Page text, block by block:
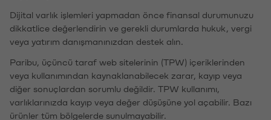
Dijital varlık işlemleri yapmadan önce finansal durumunuzu
dikkatlice değerlendirin ve gerekli durumlarda hukuk, vergi
veya yatırım danışmanınızdan destek alın.
Paribu, üçüncü taraf web sitelerinin (TPW) içeriklerinden
veya kullanımından kaynaklanabilecek zarar, kayıp veya
diğer sonuçlardan sorumlu değildir. TPW kullanımı,
varlıklarınızda kayıp veya değer düşüşüne yol açabilir. Bazı
ürünler tüm bölgelerde sunulmayabilir.